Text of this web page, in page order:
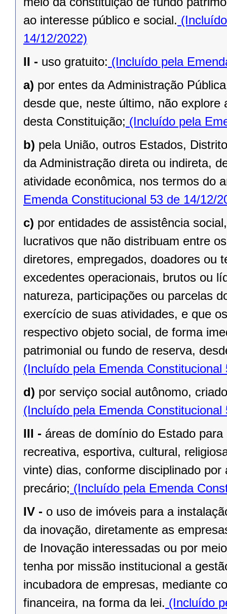
ao interesse público e social.
14/12/2022)
II - uso gratuito: (Incluído pela
a) por entes da Administração
desde que, neste último, não
desta Constituição; (Incluído pela
b) pela União, outros Estados,
da Administração direta ou indireta,
atividade econômica, nos termos do
Emenda Constitucional 53 de 14/12/
c) por entidades de assistência
lucrativos que não distribuam entre
diretores, empregados, doadores ou
excedentes operacionais, brutos ou
natureza, participações ou parcelas
exercício de suas atividades, e que
respectivo objeto social, de forma
patrimonial ou fundo de reserva,
(Incluído pela Emenda Constitucional
d) por serviço social autônomo,
(Incluído pela Emenda Constitucional
III - áreas de domínio do Estado
recreativa, esportiva, cultural,
vinte) dias, conforme disciplinado
precário; (Incluído pela Emenda
IV - o uso de imóveis para a
da inovação, diretamente as
de Inovação interessadas ou por
tenha por missão institucional a
incubadora de empresas, mediante
financeira, na forma da lei. (Incluído